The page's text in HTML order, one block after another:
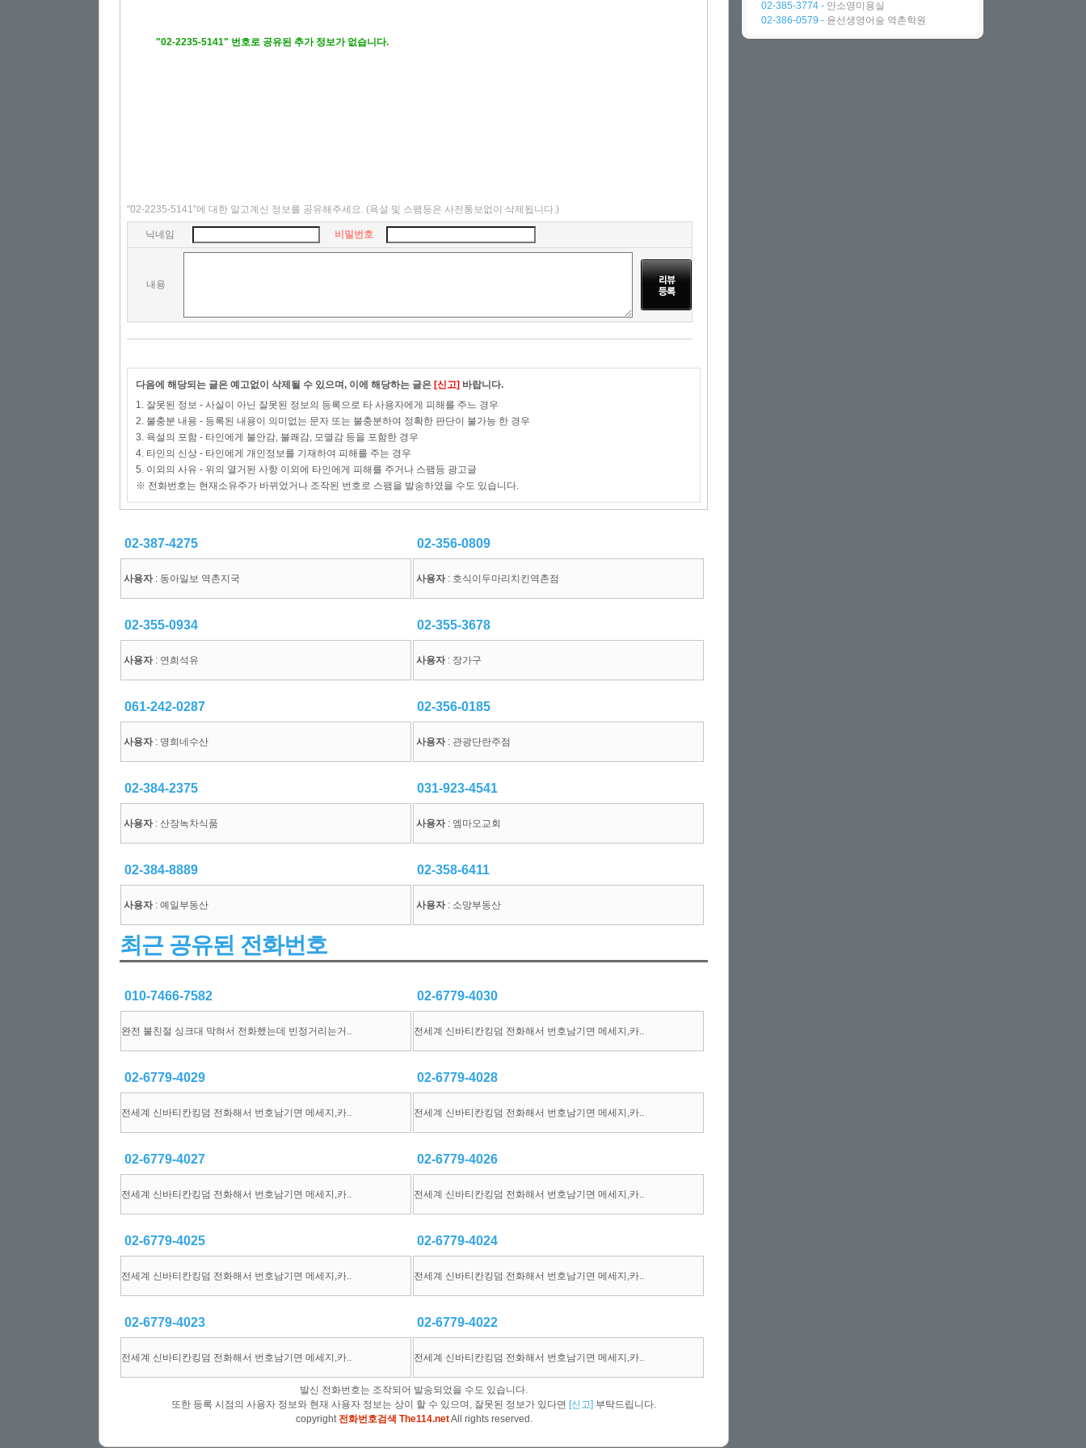
"02-2235-5141" 번호로 공유된 추가 정보가 없습니다.
"02-2235-5141"에 대한 알고계신 정보를 공유해주세요. (욕설 및 스팸등은 사전통보없이 삭제됩니다.)
닉네임 비밀번호
내용
다음에 해당되는 글은 예고없이 삭제될 수 있으며, 이에 해당하는 글은 [신고] 바랍니다.
1. 잘못된 정보 - 사실이 아닌 잘못된 정보의 등록으로 타 사용자에게 피해를 주느 경우
2. 불충분 내용 - 등록된 내용이 의미없는 문자 또는 불충분하여 정확한 판단이 불가능 한 경우
3. 욕설의 포함 - 타인에게 불안감, 불쾌감, 모멸감 등을 포함한 경우
4. 타인의 신상 - 타인에게 개인정보를 기재하여 피해를 주는 경우
5. 이외의 사유 - 위의 열거된 사항 이외에 타인에게 피해를 주거나 스팸등 광고글
※ 전화번호는 현재소유주가 바뀌었거나 조작된 번호로 스팸을 발송하였을 수도 있습니다.
02-387-4275
사용자: 동아일보 역촌지국
02-356-0809
사용자: 호식이두마리치킨역촌점
02-355-0934
사용자: 연희석유
02-355-3678
사용자: 장가구
061-242-0287
사용자: 명희네수산
02-356-0185
사용자: 관광단란주점
02-384-2375
사용자: 산장녹차식품
031-923-4541
사용자: 엠마오교회
02-384-8889
사용자: 예일부동산
02-358-6411
사용자: 소망부동산
최근 공유된 전화번호
010-7466-7582
완전 불친절 싱크대 막혀서 전화했는데 빈정거리는거..
02-6779-4030
전세계 신바티칸킹덤 전화해서 번호남기면 메세지,카..
02-6779-4029
전세계 신바티칸킹덤 전화해서 번호남기면 메세지,카..
02-6779-4028
전세계 신바티칸킹덤 전화해서 번호남기면 메세지,카..
02-6779-4027
전세계 신바티칸킹덤 전화해서 번호남기면 메세지,카..
02-6779-4026
전세계 신바티칸킹덤 전화해서 번호남기면 메세지,카..
02-6779-4025
전세계 신바티칸킹덤 전화해서 번호남기면 메세지,카..
02-6779-4024
전세계 신바티칸킹덤 전화해서 번호남기면 메세지,카..
02-6779-4023
전세계 신바티칸킹덤 전화해서 번호남기면 메세지,카..
02-6779-4022
전세계 신바티칸킹덤 전화해서 번호남기면 메세지,카..
발신 전화번호는 조작되어 발송되었을 수도 있습니다.
또한 등록 시점의 사용자 정보와 현재 사용자 정보는 상이 할 수 있으며, 잘못된 정보가 있다면 [신고] 부탁드립니다.
copyright 전화번호검색 The114.netAll rights reserved.
02-385-3774 - 안소영미용실
02-386-0579 - 윤선생영어숲 역촌학원